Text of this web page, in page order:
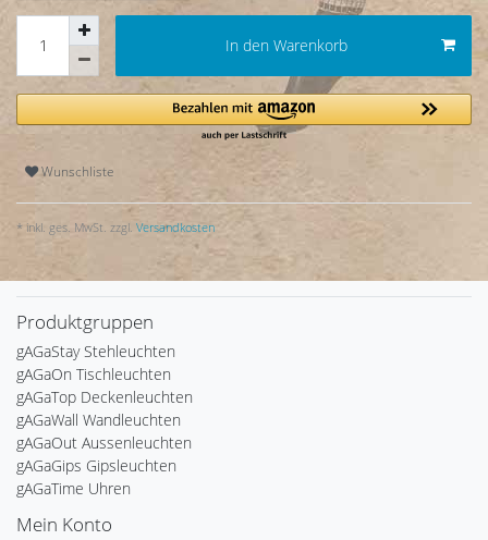
In den Warenkorb
Wunschliste
* inkl. ges. MwSt. zzgl. Versandkosten
Produktgruppen
gAGaStay Stehleuchten
gAGaOn Tischleuchten
gAGaTop Deckenleuchten
gAGaWall Wandleuchten
gAGaOut Aussenleuchten
gAGaGips Gipsleuchten
gAGaTime Uhren
Mein Konto